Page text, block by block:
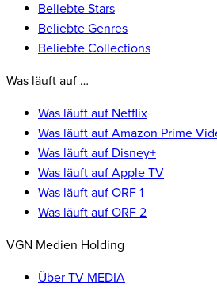
Beliebte Stars
Beliebte Genres
Beliebte Collections
Was läuft auf …
Was läuft auf Netflix
Was läuft auf Amazon Prime
Was läuft auf Disney+
Was läuft auf Apple TV
Was läuft auf ORF 1
Was läuft auf ORF 2
VGN Medien Holding
Über TV-MEDIA